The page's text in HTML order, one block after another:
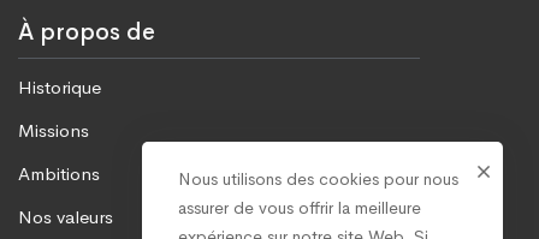
À propos de
Historique
Missions
Ambitions
Nos valeurs
Nous utilisons des cookies pour nous
assurer de vous offrir la meilleure